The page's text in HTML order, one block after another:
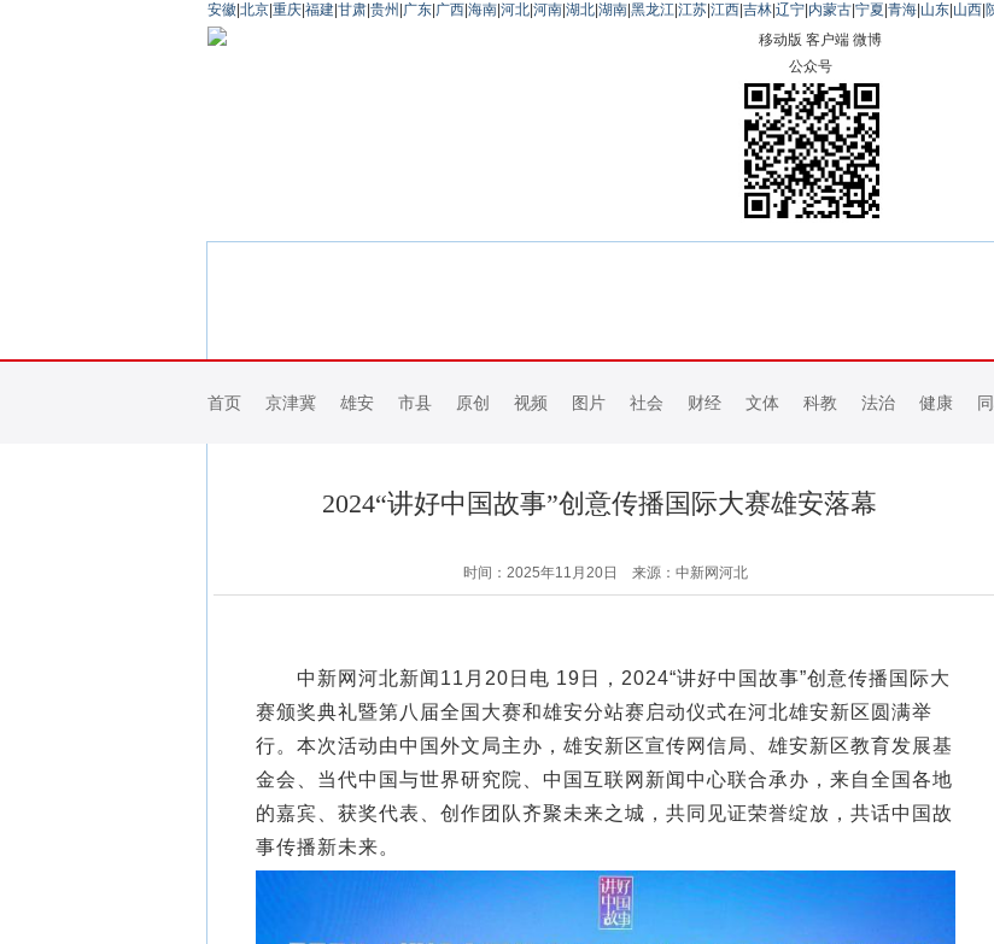
安徽 北京 重庆 福建 甘肃 贵州 广东 广西 海南 河北 河南 湖北 湖南 黑龙江 江苏 江西 吉林 辽宁 内蒙古 宁夏 青海 山东 山西
移动版 客户端 微博
公众号
首页 京津冀 雄安 市县 原创 视频 图片 社会 财经 文体 科教 法治 健康
2024“讲好中国故事”创意传播国际大赛雄安落幕
时间：2025年11月20日 来源：中新网河北
中新网河北新闻11月20日电 19日，2024“讲好中国故事”创意传播国际大
赛颁奖典礼暨第八届全国大赛和雄安分站赛启动仪式在河北雄安新区圆满举
行。本次活动由中国外文局主办，雄安新区宣传网信局、雄安新区教育发展基
金会、当代中国与世界研究院、中国互联网新闻中心联合承办，来自全国各地
的嘉宾、获奖代表、创作团队齐聚未来之城，共同见证荣誉绽放，共话中国故
事传播新未来。